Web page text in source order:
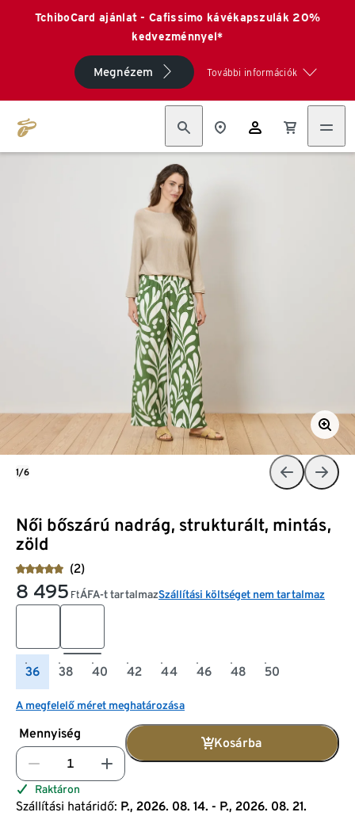
TchiboCard ajánlat - Cafissimo kávékapszulák 20%
kedvezménnyel*
Megnézem További információk
Női bőszárú nadrág, strukturált, mintás,
zöld
(2)
8 495 FtÁFA-t tartalmazSzállítási költséget nem tartalmaz
36 38 40 42 44 46 48 50
A megfelelő méret meghatározása
Mennyiség
Kosárba
Raktáron
Szállítási határidő: P., 2026. 08. 14. - P., 2026. 08. 21.
1/6